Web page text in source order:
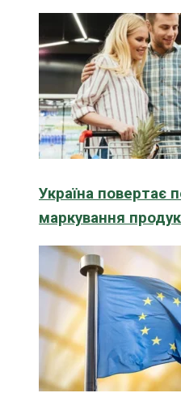
Україна повертає
маркування